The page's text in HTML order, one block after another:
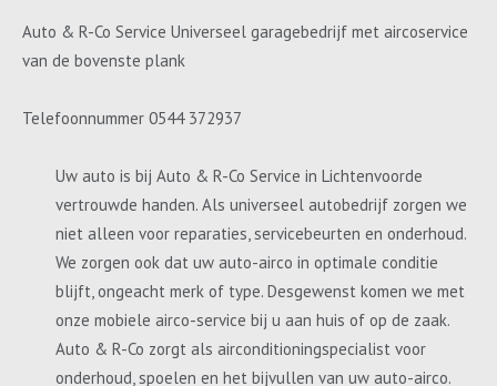
Auto & R-Co Service Universeel garagebedrijf met aircoservice
van de bovenste plank
Telefoonnummer 0544 372937
Uw auto is bij Auto & R-Co Service in Lichtenvoorde
vertrouwde handen. Als universeel autobedrijf zorgen we
niet alleen voor reparaties, servicebeurten en onderhoud.
We zorgen ook dat uw auto-airco in optimale conditie
blijft, ongeacht merk of type. Desgewenst komen we met
onze mobiele airco-service bij u aan huis of op de zaak.
Auto & R-Co zorgt als airconditioningspecialist voor
onderhoud, spoelen en het bijvullen van uw auto-airco.